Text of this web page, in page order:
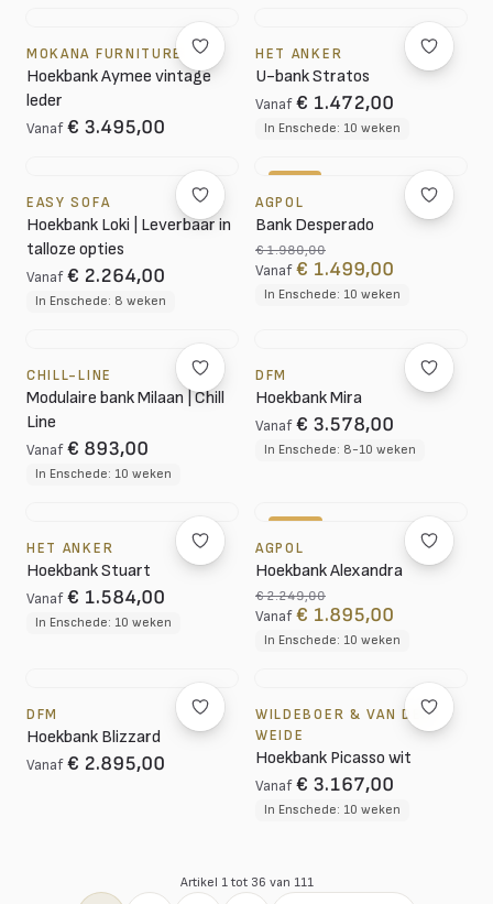
MOKANA FURNITURE
Hoekbank Aymee vintage
leder
Vanaf € 3.495,00
HET ANKER
U-bank Stratos
Vanaf € 1.472,00
In Enschede: 10 weken
EASY SOFA
Hoekbank Loki | Leverbaar in
talloze opties
Vanaf € 2.264,00
In Enschede: 8 weken
AGPOL
Bank Desperado
€ 1.980,00
Vanaf € 1.499,00
In Enschede: 10 weken
CHILL-LINE
Modulaire bank Milaan | Chill
Line
Vanaf € 893,00
In Enschede: 10 weken
DFM
Hoekbank Mira
Vanaf € 3.578,00
In Enschede: 8-10 weken
HET ANKER
Hoekbank Stuart
Vanaf € 1.584,00
In Enschede: 10 weken
AGPOL
Hoekbank Alexandra
€ 2.249,00
Vanaf € 1.895,00
In Enschede: 10 weken
DFM
Hoekbank Blizzard
Vanaf € 2.895,00
WILDEBOER & VAN DER
WEIDE
Hoekbank Picasso wit
Vanaf € 3.167,00
In Enschede: 10 weken
Artikel 1 tot 36 van 111